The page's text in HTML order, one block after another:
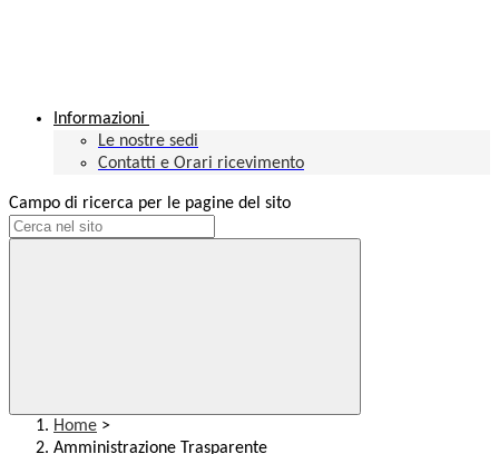
Informazioni
Le nostre sedi
Contatti e Orari ricevimento
Campo di ricerca per le pagine del sito
Home >
Amministrazione Trasparente